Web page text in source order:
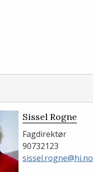
Sissel Rogne
Fagdirektør
90732123
sissel.rogne@hi.no